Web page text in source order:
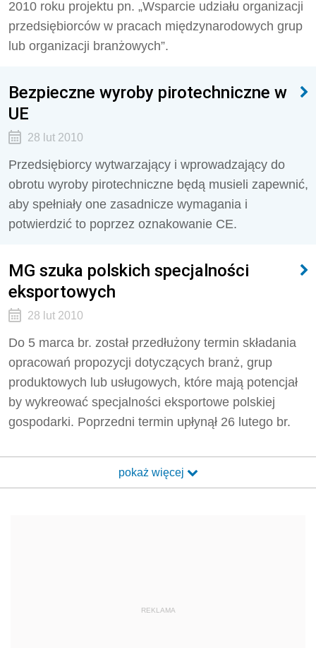
2010 roku projektu pn. „Wsparcie udziału organizacji
przedsiębiorców w pracach międzynarodowych grup
lub organizacji branżowych”.
Bezpieczne wyroby pirotechniczne w
UE
28 lut 2010
Przedsiębiorcy wytwarzający i wprowadzający do
obrotu wyroby pirotechniczne będą musieli zapewnić,
aby spełniały one zasadnicze wymagania i
potwierdzić to poprzez oznakowanie CE.
MG szuka polskich specjalności
eksportowych
28 lut 2010
Do 5 marca br. został przedłużony termin składania
opracowań propozycji dotyczących branż, grup
produktowych lub usługowych, które mają potencjał
by wykreować specjalności eksportowe polskiej
gospodarki. Poprzedni termin upłynął 26 lutego br.
pokaż więcej
REKLAMA